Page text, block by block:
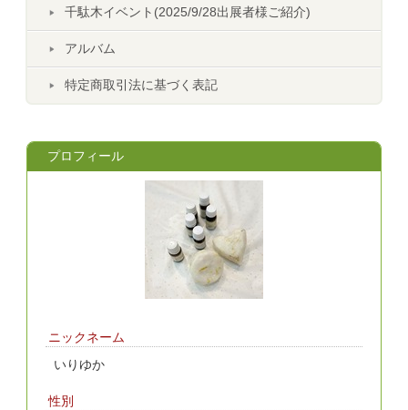
千駄木イベント(2025/9/28出展者様ご紹介)
アルバム
特定商取引法に基づく表記
プロフィール
ニックネーム
いりゆか
性別